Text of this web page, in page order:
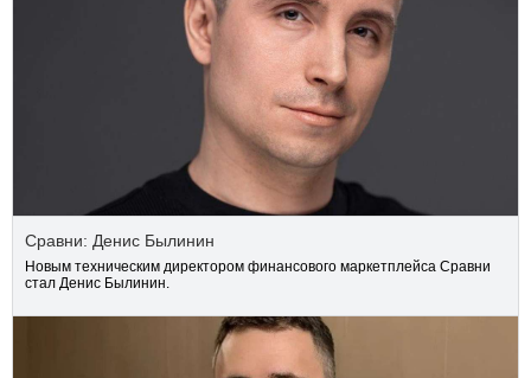
Сравни: Денис Былинин
Новым техническим директором финансового маркетплейса Сравни
стал Денис Былинин.